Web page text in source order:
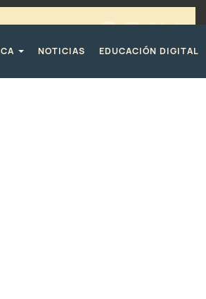
NOTICIAS EDUCACIÓN DIGITAL